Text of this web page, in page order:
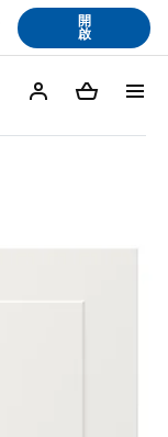
開
啟